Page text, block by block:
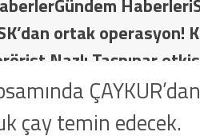
ortak operasyon!
Nazlı Taşpınar
MİT ve TSK’dan
terörist Nazlı
çay temin edecek.